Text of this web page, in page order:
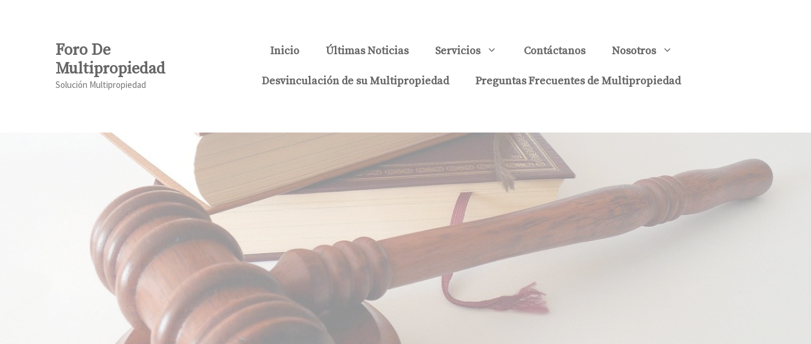
Foro De
Multipropiedad
Solución Multipropiedad
Inicio Últimas Noticias Servicios Contáctanos Nosotros
Desvinculación de su Multipropiedad Preguntas Frecuentes de Multipropiedad